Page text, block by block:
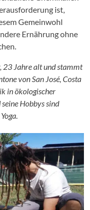
ist,
Gemeinwohl
Ernährung ohne
23 Jahre alt und stammt
von San José, Costa
in ökologischer
Hobbys sind